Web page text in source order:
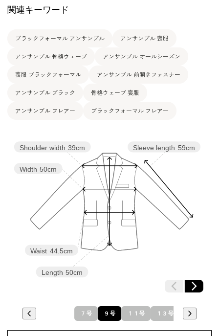
サテン トリアセテート85％ ポリエステル1
裏地：上見頃 ポリエステル100％
その他
フロントオープンタイプ
関連キーワード
ブラックフォーマル アンサンブル アンサンブル 喪服
アンサンブル 骨格ウェーブ アンサンブル オールシーズン
喪服 ブラックフォーマル アンサンブル 前開きファスナー
アンサンブル ブラック 骨格ウェーブ 喪服
アンサンブル フレアー ブラックフォーマル フレアー
Sleeve length 59cm
Length 50cm
Waist 44.5cm
Width 50cm
Shoulder width 39cm
７号 ９号 １１号 １３号